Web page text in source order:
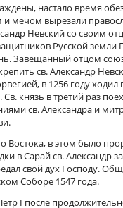
настало время
мечом вырезали
Невский со своим
Русской земли
Завещанный отцом
св. Александр
в 1256 году
князь в третий раз
св. Александра и
Востока, в этом было
в Сарай св.
свой дух Господу.
Соборе 1547 года.
I после